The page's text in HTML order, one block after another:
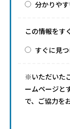
分かりや
この情報をす
すぐに見
※いただいた
ームページと
で、ご協力を